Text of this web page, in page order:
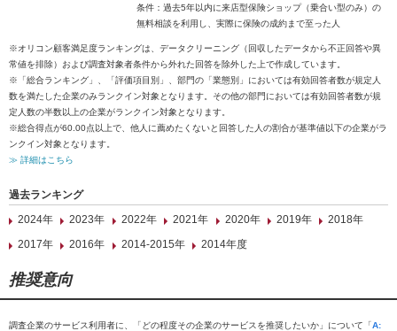
条件：過去5年以内に来店型保険ショップ（乗合い型のみ）の
無料相談を利用し、実際に保険の成約まで至った人
※オリコン顧客満足度ランキングは、データクリーニング（回収したデータから不正回答や異
常値を排除）および調査対象者条件から外れた回答を除外した上で作成しています。
※「総合ランキング」、「評価項目別」、部門の「業態別」においては有効回答者数が規定人
数を満たした企業のみランクイン対象となります。その他の部門においては有効回答者数が規
定人数の半数以上の企業がランクイン対象となります。
※総合得点が60.00点以上で、他人に薦めたくないと回答した人の割合が基準値以下の企業がラ
ンクイン対象となります。
≫ 詳細はこちら
過去ランキング
2024年
2023年 2022年 2021年 2020年 2019年
2018年
2017年
2016年 2014-2015年 2014年度
推奨意向
調査企業のサービス利用者に、「どの程度その企業のサービスを推奨したいか」について「A: